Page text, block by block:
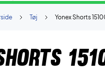
Yonex Shorts
Tøj